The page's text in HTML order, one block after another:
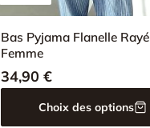
Bas Pyjama Flanelle Rayé
Femme
34,90 €
Choix des options